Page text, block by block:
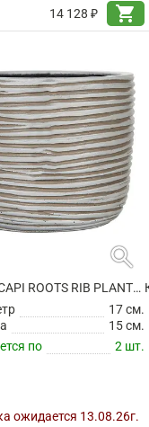
14 128 ₽
shopping_cart
search
КАШПО CAPI ROOTS RIB PLANTER BALL IVORY
17 см.
15 см.
по
2 шт.
ожидается 13.08.26г.